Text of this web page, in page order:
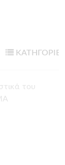
ΚΑΤΗΓΟΡΙΕΣ
του